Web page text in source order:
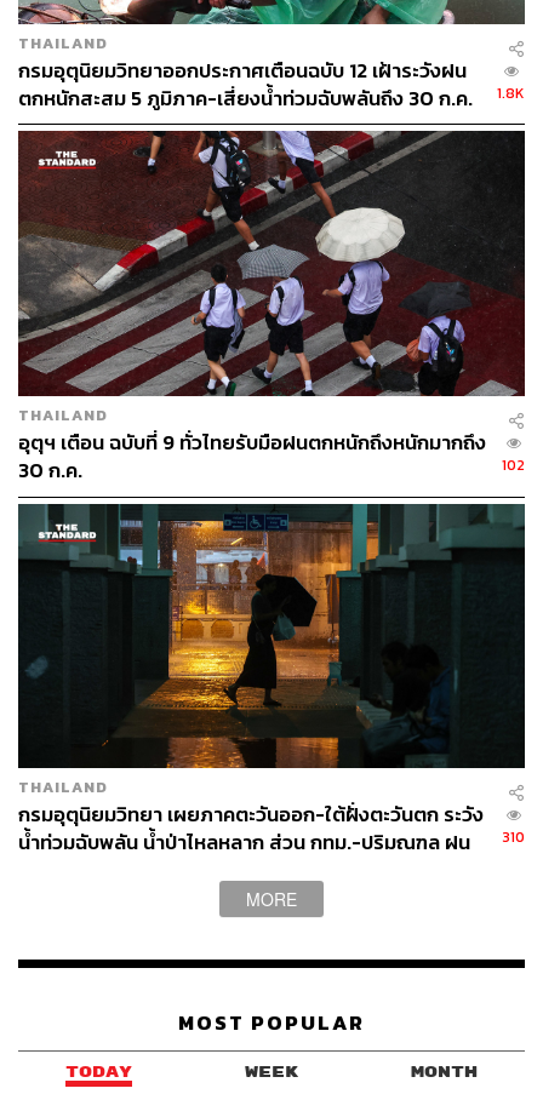
THAILAND
กรมอุตุนิยมวิทยาออกประกาศเตือนฉบับ 12 เฝ้าระวังฝน
ตกหนักสะสม 5 ภูมิภาค-เสี่ยงน้ำท่วมฉับพลันถึง 30 ก.ค.
1.8K
THAILAND
อุตุฯ เตือน ฉบับที่ 9 ทั่วไทยรับมือฝนตกหนักถึงหนักมากถึง
30 ก.ค.
102
THAILAND
กรมอุตุนิยมวิทยา เผยภาคตะวันออก-ใต้ฝั่งตะวันตก ระวัง
น้ำท่วมฉับพลัน น้ำป่าไหลหลาก ส่วน กทม.-ปริมณฑล ฝน
310
MORE
MOST POPULAR
TODAY WEEK MONTH